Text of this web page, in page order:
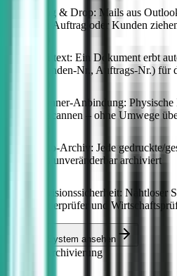
Drag & Drop: Mails aus
den Auftrag oder Kunden
Kontext: Ein Dokument erbt
(Kunden-Nr., Auftrags-Nr.) für
Scanner-Anbindung:
einscannen – ohne Umwege
Auto-Archiv: Jede gedruckte/
und unveränderbar archiviert
Revisionssicherheit: Nahtloser
Steuerprüfer und
DMS im System ansehen
DMS & Archivierung